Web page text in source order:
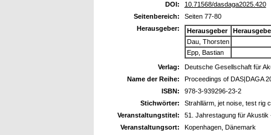
DOI:
10.71568/dasdaga2025.420
Seitenbereich:
Seiten 77-80
Herausgeber:
Herausgeber
Dau, Thorsten
Epp, Bastian
Verlag:
Deutsche Gesellschaft für
Name der Reihe:
Proceedings of DAS|DAGA
ISBN:
978-3-939296-23-2
Stichwörter:
Strahllärm, jet noise, test rig
Veranstaltungstitel:
51. Jahrestagung für Akustik
Veranstaltungsort:
Kopenhagen, Dänemark